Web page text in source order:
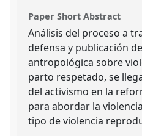
Paper Short Abstract
Análisis del proceso a
defensa y publicación
antropológica sobre
parto respetado, se
del activismo en la
para abordar la
tipo de violencia